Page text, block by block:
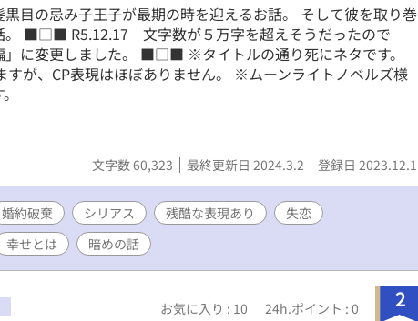
目の忌み子王子が最期の時を迎えるお話。 そして彼を取り巻
。 ■□■ R5.12.17 文字数が５万字を超えそうだったので
」に変更しました。 ■□■ ※タイトルの通り死にネタです。
が、CP表現はほぼありません。 ※ムーンライトノベルズ様
文字数 60,323 最終更新日 2024.3.2 登録日 2023.12.1
婚約破棄 シリアス 残酷な表現あり
失恋
幸せとは 暗めの話
2
お気に入り : 10 24h.ポイント : 0